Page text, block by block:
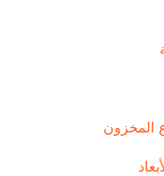
المخزون